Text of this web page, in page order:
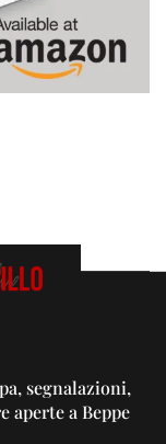
segnalazioni,
aperte a Beppe